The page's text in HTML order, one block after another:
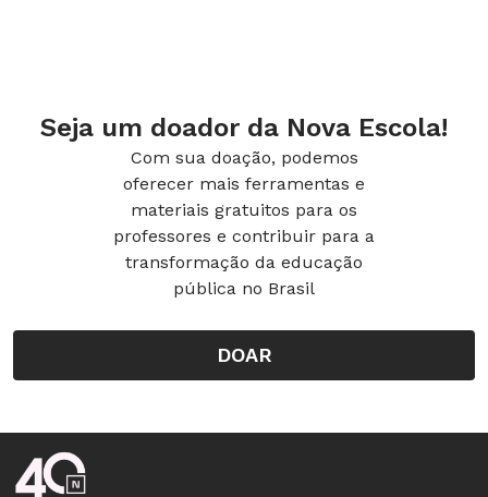
Seja um doador da Nova Escola!
Com sua doação, podemos
oferecer mais ferramentas e
materiais gratuitos para os
professores e contribuir para a
transformação da educação
pública no Brasil
DOAR
Rodapé da Nova Escola